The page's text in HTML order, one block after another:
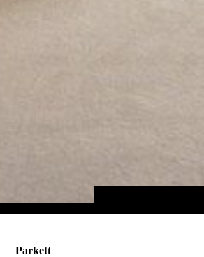
Parkett